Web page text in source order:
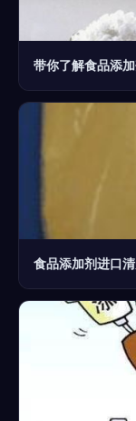
带你了解食品添
食品添加剂进口